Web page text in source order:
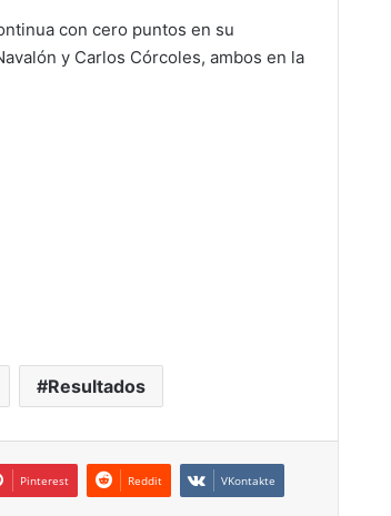
con cero puntos en su
y Carlos Córcoles, ambos en la
Resultados
Pinterest Reddit VKontakte